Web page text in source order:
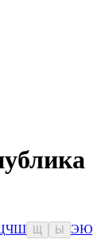
ЧШ Ы ЭЮ